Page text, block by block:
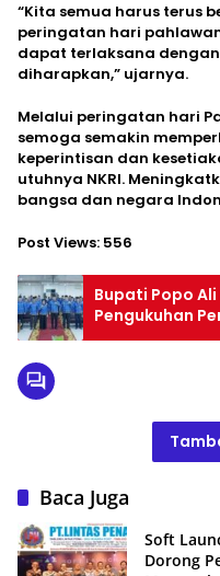
“Kita semua harus terus
peringatan hari
dapat terlaksana
diharapkan,” ujarnya.
Melalui peringatan hari
semoga semakin
keperintisan dan
utuhnya NKRI.
bangsa dan negara
Post Views: 556
Bupati Popo
Pengukuhan
Selatan 2022-
Baca Juga
Soft
Dorong